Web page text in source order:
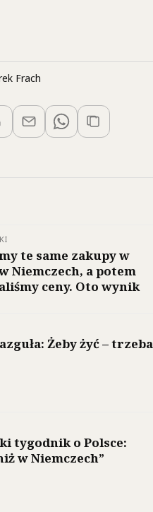
Frach
te same zakupy w
Niemczech, a potem
ceny. Oto wynik
Żeby żyć – trzeba
tygodnik o Polsce:
w Niemczech”